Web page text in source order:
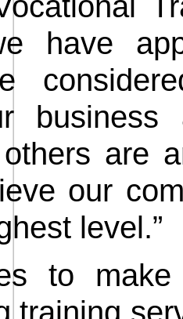
have
business
are
our
level.”
to